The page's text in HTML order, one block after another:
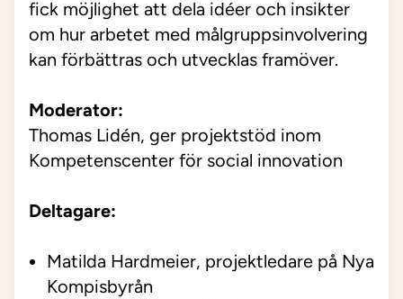
fick möjlighet att dela idéer och insikter
om hur arbetet med målgruppsinvolvering
kan förbättras och utvecklas framöver.
Moderator:
Thomas Lidén, ger projektstöd inom
Kompetenscenter för social innovation
Deltagare:
Matilda Hardmeier, projektledare på Nya
Kompisbyrån